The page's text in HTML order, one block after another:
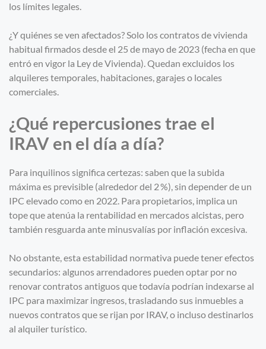
los límites legales.
¿Y quiénes se ven afectados? Solo los contratos de vivienda
habitual firmados desde el 25 de mayo de 2023 (fecha en que
entró en vigor la Ley de Vivienda). Quedan excluidos los
alquileres temporales, habitaciones, garajes o locales
comerciales.
¿Qué repercusiones trae el
IRAV en el día a día?
Para inquilinos significa certezas: saben que la subida
máxima es previsible (alrededor del 2 %), sin depender de un
IPC elevado como en 2022. Para propietarios, implica un
tope que atenúa la rentabilidad en mercados alcistas, pero
también resguarda ante minusvalías por inflación excesiva.
No obstante, esta estabilidad normativa puede tener efectos
secundarios: algunos arrendadores pueden optar por no
renovar contratos antiguos que todavía podrían indexarse al
IPC para maximizar ingresos, trasladando sus inmuebles a
nuevos contratos que se rijan por IRAV, o incluso destinarlos
al alquiler turístico.